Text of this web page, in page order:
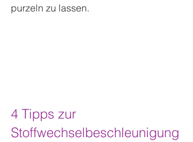
purzeln zu lassen.
4 Tipps zur
Stoffwechselbeschleunigung